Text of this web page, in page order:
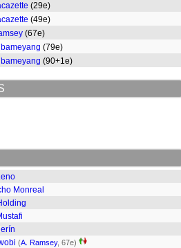
(29e)
(49e)
(67e)
(79e)
(90+1e)
Monreal
(A. Ramsey, 67e)